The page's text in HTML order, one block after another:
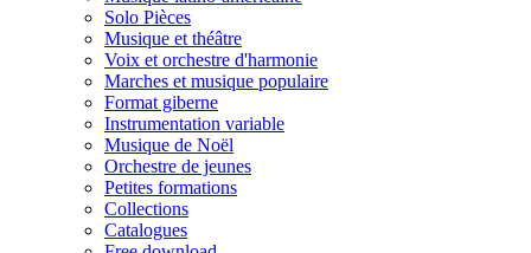
Solo Pièces
Musique et théâtre
Voix et orchestre d'harmonie
Marches et musique populaire
Format giberne
Instrumentation variable
Musique de Noël
Orchestre de jeunes
Petites formations
Collections
Catalogues